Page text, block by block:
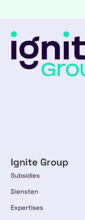
Ignite Group
Subsidies
Diensten
Expertises